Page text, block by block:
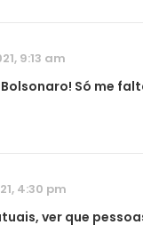
9:13 am
Só me
4:30 pm
ver que